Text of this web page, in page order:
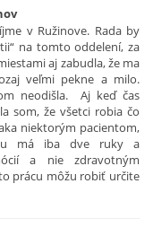
v Ružinove. Rada by
na tomto oddelení, za
aj zabudla, že ma
veľmi pekne a milo.
neodišla. Aj keď čas
som, že všetci robia čo
niektorým pacientom,
má iba dve ruky a
a nie zdravotným
prácu môžu robiť určite